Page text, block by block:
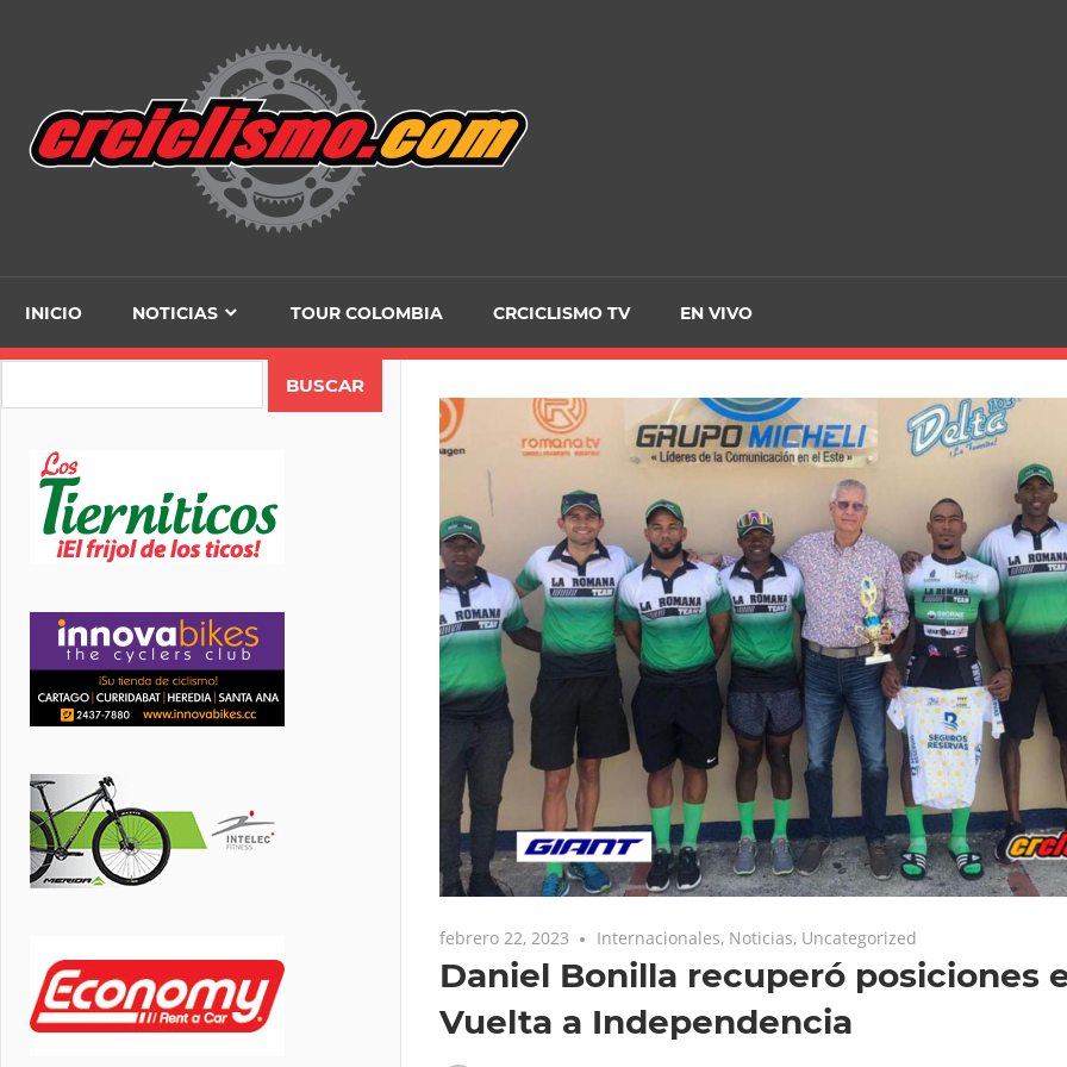
INICIO NOTICIAS TOUR COLOMBIA CRCICLISMO TV EN VIVO
febrero 22, 2023 Internacionales, Noticias, Uncategorized
Daniel Bonilla recuperó posiciones
Vuelta a Independencia